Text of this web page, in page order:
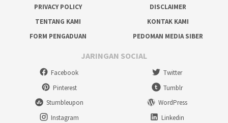
PRIVACY POLICY
DISCLAIMER
TENTANG KAMI
KONTAK KAMI
FORM PENGADUAN
PEDOMAN MEDIA SIBER
JARINGAN SOCIAL
Facebook
Twitter
Pinterest
Tumblr
Stumbleupon
WordPress
Instagram
Linkedin